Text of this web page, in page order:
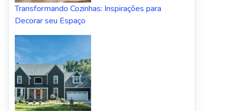
Transformando Cozinhas: Inspirações para
Decorar seu Espaço